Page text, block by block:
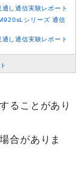
し通信実験レポート
シリーズ 通信
し通信実験レポート
ることがあり
合がありま